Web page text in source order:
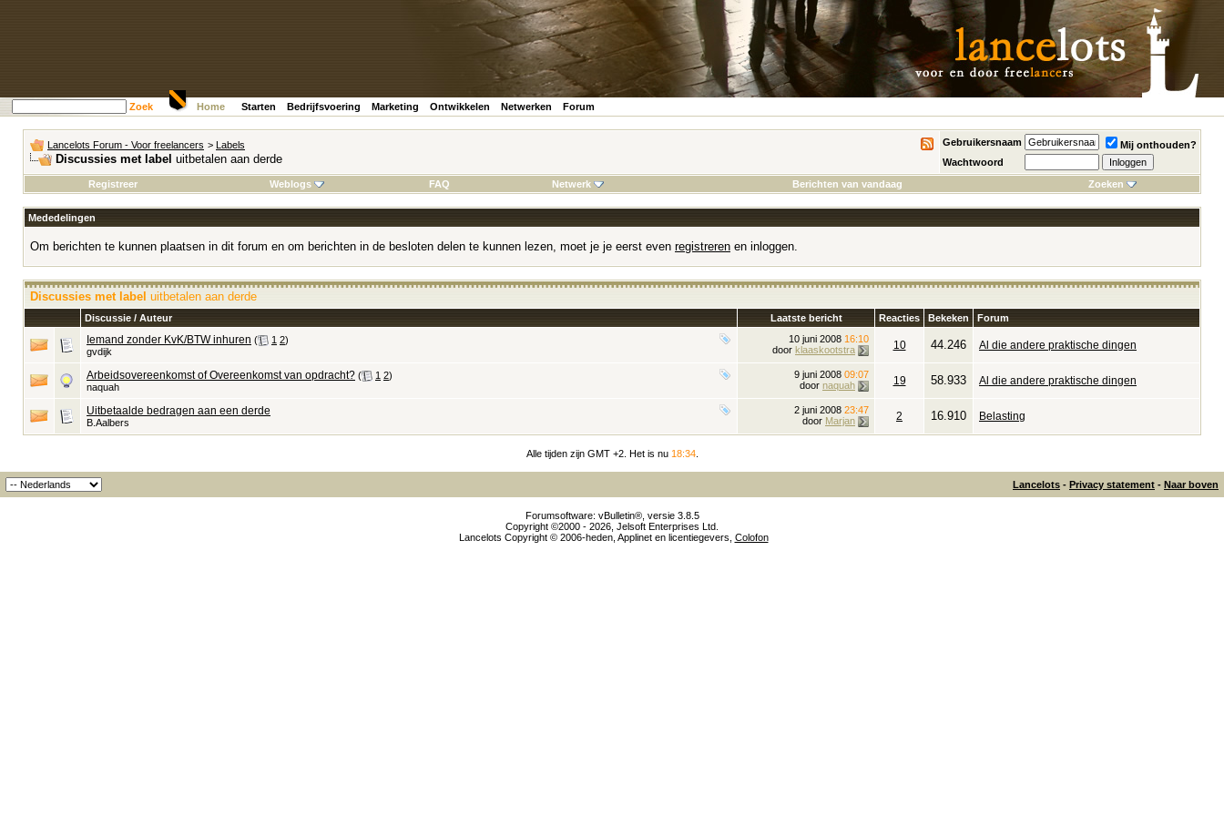
Zoek Home Starten Bedrijfsvoering Marketing Ontwikkelen Netwerken Forum
Lancelots Forum - Voor freelancers > Labels
Discussies met label uitbetalen aan derde
Gebruikersnaam
Mij onthouden?
Wachtwoord
Registreer
Weblogs FAQ Netwerk Berichten van vandaag Zoeken
Mededelingen
Om berichten te kunnen plaatsen in dit forum en om berichten in de besloten delen te kunnen lezen, moet je je eerst even registreren en inloggen.
Discussies met label uitbetalen aan derde
Discussie / Auteur Laatste bericht Reacties Bekeken Forum
Iemand zonder KvK/BTW inhuren ( 1 2)
gvdijk
10 juni 2008 16:10
door klaaskootstra 10 44.246 Al die andere praktische dingen
Arbeidsovereenkomst of Overeenkomst van opdracht? ( 1 2)
naquah
9 juni 2008 09:07
door naquah 19 58.933 Al die andere praktische dingen
Uitbetaalde bedragen aan een derde
B.Aalbers
2 juni 2008 23:47
door Marjan 2 16.910 Belasting
Alle tijden zijn GMT +2. Het is nu 18:34.
Lancelots - Privacy statement - Naar boven
Forumsoftware: vBulletin®, versie 3.8.5
Copyright ©2000 - 2026, Jelsoft Enterprises Ltd.
Lancelots Copyright © 2006-heden, Applinet en licentiegevers, Colofon